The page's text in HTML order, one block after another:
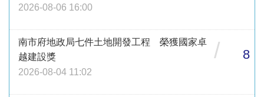
2026-08-06 16:00
南市府地政局七件土地開發工程 榮獲國家卓
越建設獎
2026-08-04 11:02
/ 8